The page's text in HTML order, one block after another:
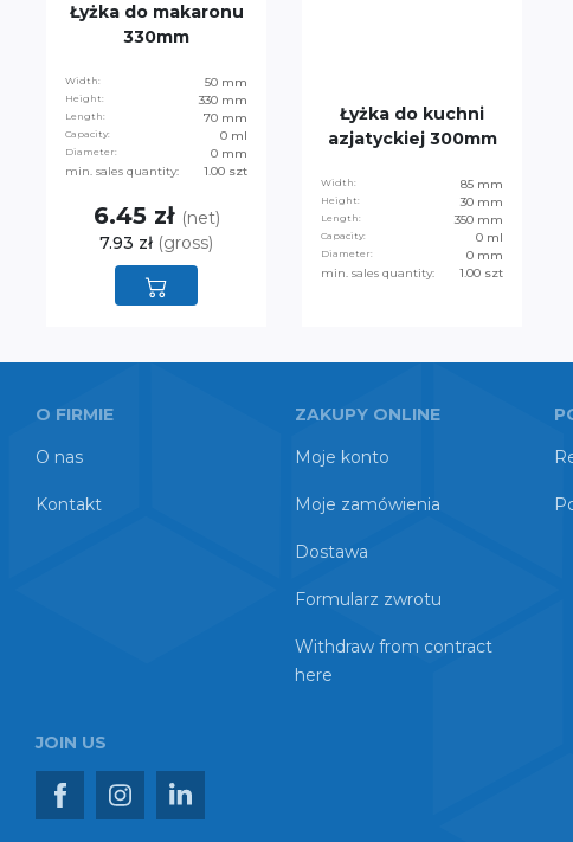
Łyżka do makaronu
330mm
Width: 50 mm
Height: 330 mm
Length: 70 mm
Capacity: 0 ml
Diameter:
0 mm
min. sales quantity:
1.00 szt
6.45 zł (net)
7.93 zł (gross)
Łyżka do kuchni
azjatyckiej 300mm
Width: 85 mm
Height: 30 mm
Length: 350 mm
Capacity: 0 ml
Diameter:
0 mm
min. sales quantity:
1.00 szt
O FIRMIE
O nas
Kontakt
ZAKUPY ONLINE
Moje konto
Moje zamówienia
Dostawa
Formularz zwrotu
Withdraw from contract
here
JOIN US